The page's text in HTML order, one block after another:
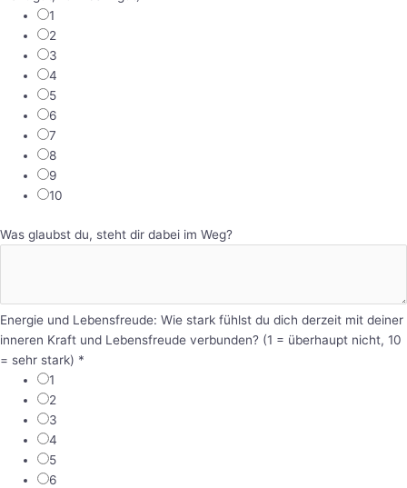
1
2
3
4
5
6
7
8
9
10
Was glaubst du, steht dir dabei im Weg?
Energie und Lebensfreude: Wie stark fühlst du dich derzeit mit deiner
inneren Kraft und Lebensfreude verbunden? (1 = überhaupt nicht, 10
= sehr stark) *
1
2
3
4
5
6